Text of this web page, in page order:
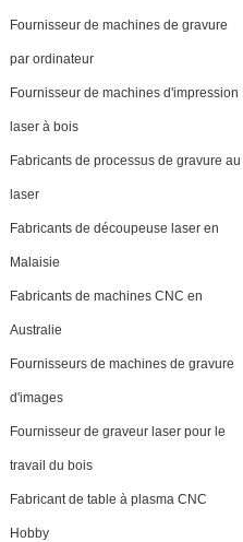
Fournisseur de machines de gravure
par ordinateur
Fournisseur de machines d'impression
laser à bois
Fabricants de processus de gravure au
laser
Fabricants de découpeuse laser en
Malaisie
Fabricants de machines CNC en
Australie
Fournisseurs de machines de gravure
d'images
Fournisseur de graveur laser pour le
travail du bois
Fabricant de table à plasma CNC
Hobby